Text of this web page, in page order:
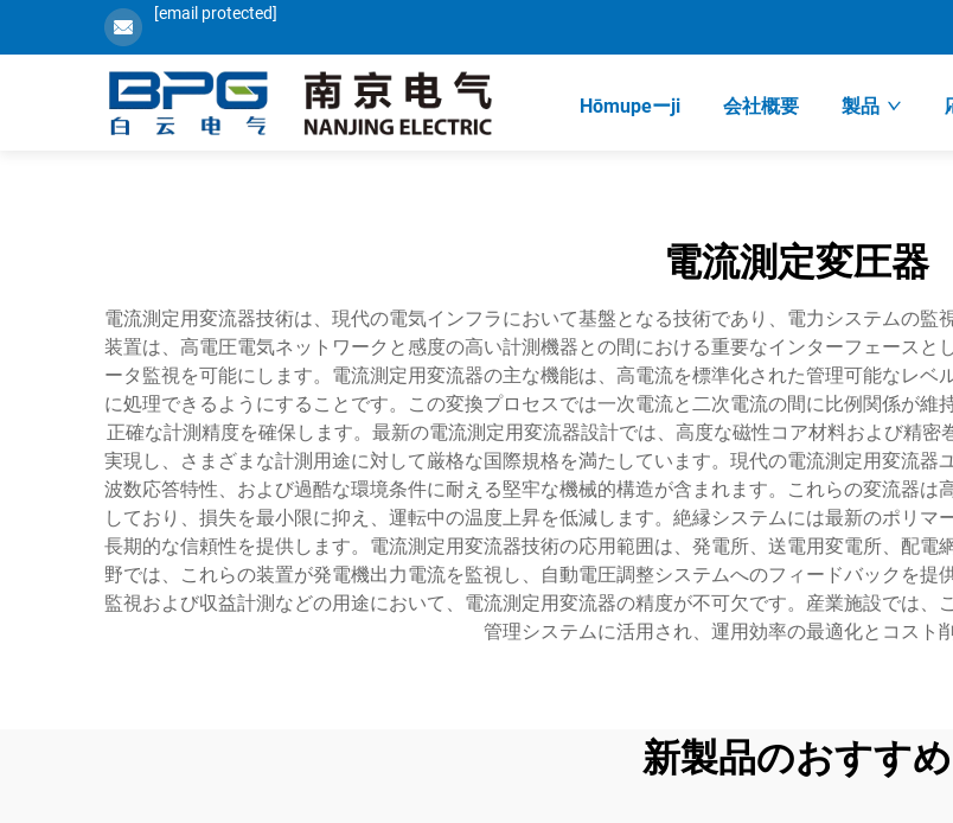
[email protected]
Hōmupeーji 会社概要 製品
電流測定変圧器
電流測定用変流器技術は、現代の電気インフラにおいて基盤となる技術であり、電力システムの
装置は、高電圧電気ネットワークと感度の高い計測機器との間における重要なインターフェース
ータ監視を可能にします。電流測定用変流器の主な機能は、高電流を標準化された管理可能なレ
に処理できるようにすることです。この変換プロセスでは一次電流と二次電流の間に比例関係が維
正確な計測精度を確保します。最新の電流測定用変流器設計では、高度な磁性コア材料および精
実現し、さまざまな計測用途に対して厳格な国際規格を満たしています。現代の電流測定用変流
波数応答特性、および過酷な環境条件に耐える堅牢な機械的構造が含まれます。これらの変流器
しており、損失を最小限に抑え、運転中の温度上昇を低減します。絶縁システムには最新のポリ
長期的な信頼性を提供します。電流測定用変流器技術の応用範囲は、発電所、送電用変電所、配
野では、これらの装置が発電機出力電流を監視し、自動電圧調整システムへのフィードバックを
監視および収益計測などの用途において、電流測定用変流器の精度が不可欠です。産業施設では
管理システムに活用され、運用効率の最適化とコスト
新製品のおすすめ